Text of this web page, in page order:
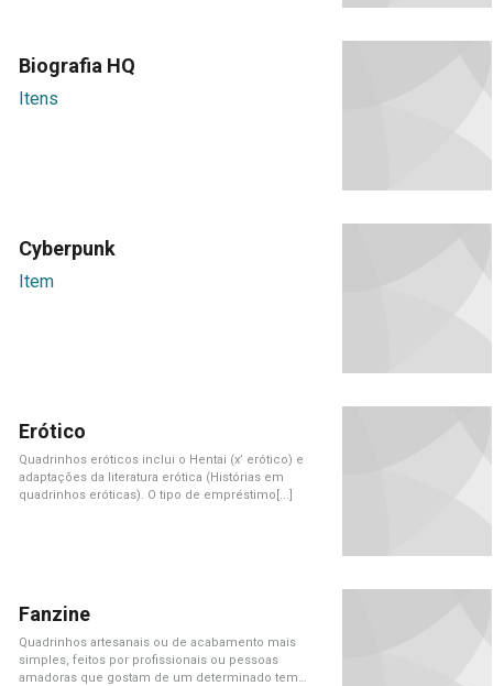
Biografia HQ
Itens
Cyberpunk
Item
Erótico
Quadrinhos eróticos inclui o Hentai (x’ erótico) e
adaptações da literatura erótica (Histórias em
quadrinhos eróticas). O tipo de empréstimo[...]
Fanzine
Quadrinhos artesanais ou de acabamento mais
simples, feitos por profissionais ou pessoas
amadoras que gostam de um determinado tema